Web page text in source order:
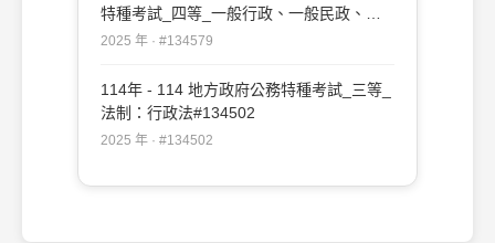
特種考試_四等_一般行政、一般民政、客
家事務行政、戶政、原住民族行政、社會行
行政、法律廉政、財經廉政：行政法概要
#134579
2025 年 · #134579
114年 - 114 地方政府公務特種考試_三等_
法制：行政法#134502
2025 年 · #134502